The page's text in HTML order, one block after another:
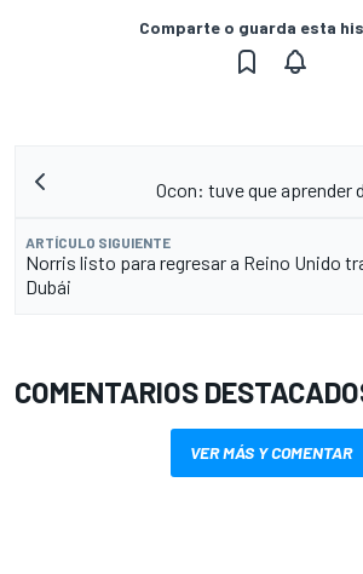
Comparte o guarda esta
Ocon: tuve que aprender
ARTÍCULO SIGUIENTE
Norris listo para regresar a Reino Unido
Dubái
COMENTARIOS
VER MÁS Y COMENTAR